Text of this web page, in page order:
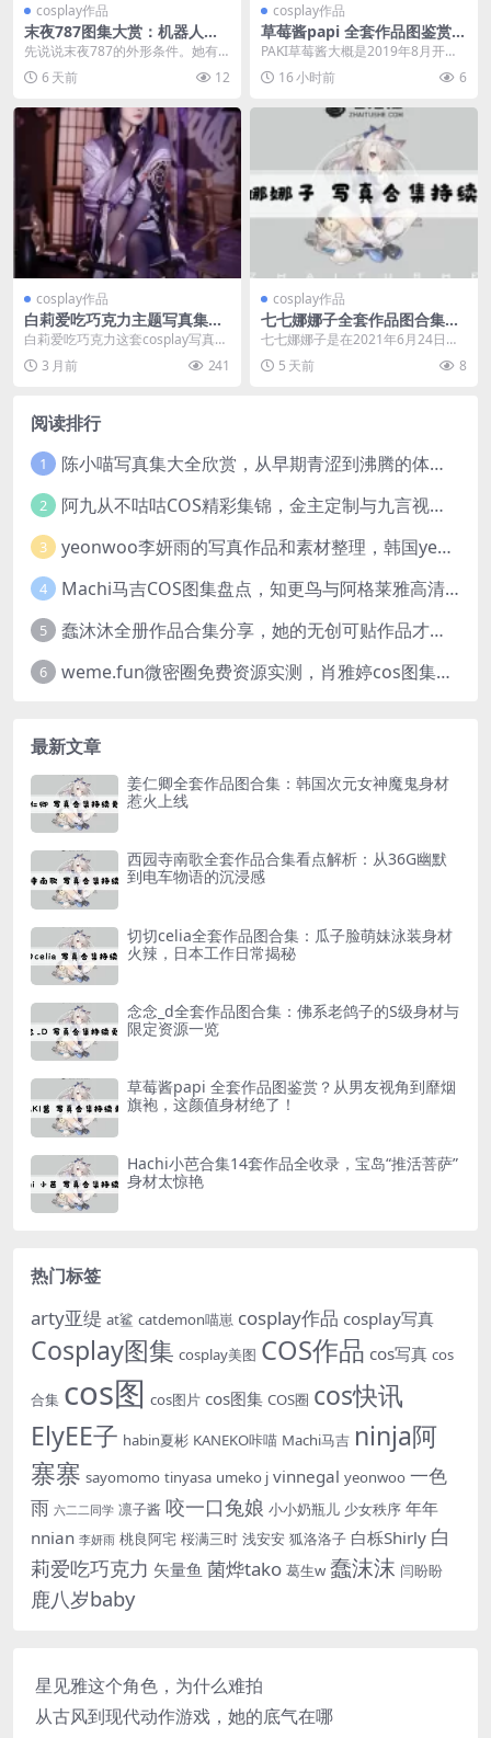
cosplay作品
末夜787图集大赏：机器人女
友白皙美眸诠释极致诱惑
先说说末夜787的外形条件。她有
一头很抢镜的浅色长发，搭配那双
透彻水灵的大眼睛，...
6 天前 12
cosplay作品
草莓酱papi 全套作品图鉴赏？
从男友视角到靡烟旗袍，这颜
值身材绝了！
PAKI草莓酱大概是2019年8月开始
正式玩微博的。当时她用的是paki
酱这个号...
16 小时前 6
cosplay作品
白莉爱吃巧克力主题写真集欣
赏，吸睛的cosplay作品就是
不一样
白莉爱吃巧克力这套cosplay写真，
我存了好几天才全部整理完。打开
文件夹一张张...
3 月前 241
cosplay作品
七七娜娜子全套作品图合集：
原神心海cos太精致了，肉感
搞笑女圈粉无数
七七娜娜子是在2021年6月24日正
式加入微博的，广东人，巨蟹座。
虽然她总自嘲是...
5 天前 8
阅读排行
1 陈小喵写真集大全欣赏，从早期青涩到沸腾的体温作品全记录
2 阿九从不咕咕COS精彩集锦，金主定制与九言视频分享
3 yeonwoo李妍雨的写真作品和素材整理，韩国yeonwoo牛奶胶卷完整版欣赏
4 Machi马吉COS图集盘点，知更鸟与阿格莱雅高清图包欣赏
5 蠢沐沐全册作品合集分享，她的无创可贴作品才是网友们的超爱
6 weme.fun微密圈免费资源实测，肖雅婷cos图集完整浏览体验
最新文章
姜仁卿全套作品图合集：韩国次元女神魔鬼身材
惹火上线
西园寺南歌全套作品合集看点解析：从36G幽默
到电车物语的沉浸感
切切celia全套作品图合集：瓜子脸萌妹泳装身材
火辣，日本工作日常揭秘
念念_d全套作品图合集：佛系老鸽子的S级身材与
限定资源一览
草莓酱papi 全套作品图鉴赏？从男友视角到靡烟
旗袍，这颜值身材绝了！
Hachi小芭合集14套作品全收录，宝岛“推活菩萨”
身材太惊艳
热门标签
arty亚缇 at鲨 catdemon喵崽 cosplay作品 cosplay写真
Cosplay图集 cosplay美图 COS作品 cos写真 cos
合集 cos图 cos图片 cos图集 COS圈 cos快讯
ElyEE子 habin夏彬 KANEKO咔喵 Machi马吉 ninja阿
寨寨 sayomomo tinyasa umeko j vinnegal yeonwoo 一色
雨 六二二同学 凛子酱 咬一口兔娘 小小奶瓶儿 少女秩序 年年
nnian 李妍雨 桃良阿宅 桜满三时 浅安安 狐洛洛子 白栎Shirly 白
莉爱吃巧克力 矢量鱼 菌烨tako 葛生w 蠢沫沫 闫盼盼
鹿八岁baby
星见雅这个角色，为什么难拍
从古风到现代动作游戏，她的底气在哪